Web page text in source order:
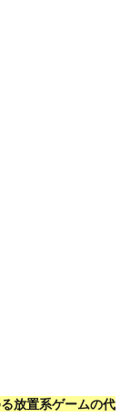
放置系ゲームの代